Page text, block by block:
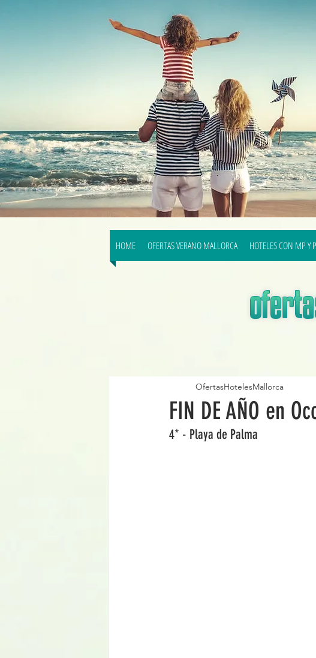
FIN DE AÑO en
OfertasHotelesMallorca
4* - Playa de Palma
HOME OFERTAS VERANO MALLORCA HOTELES CON MP Y